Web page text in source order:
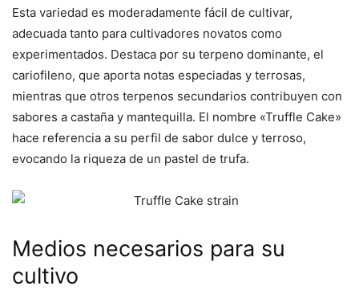
Esta variedad es moderadamente fácil de cultivar,
adecuada tanto para cultivadores novatos como
experimentados. Destaca por su terpeno dominante, el
cariofileno, que aporta notas especiadas y terrosas,
mientras que otros terpenos secundarios contribuyen con
sabores a castaña y mantequilla. El nombre «Truffle Cake»
hace referencia a su perfil de sabor dulce y terroso,
evocando la riqueza de un pastel de trufa.
Medios necesarios para su
cultivo